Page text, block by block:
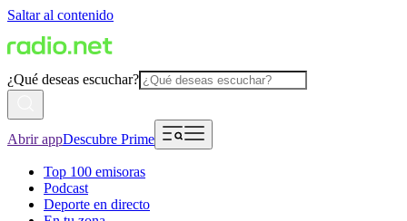
Saltar al contenido
¿Qué deseas escuchar?
Abrir appDescubre Prime
Top 100 emisoras
Podcast
Deporte en directo